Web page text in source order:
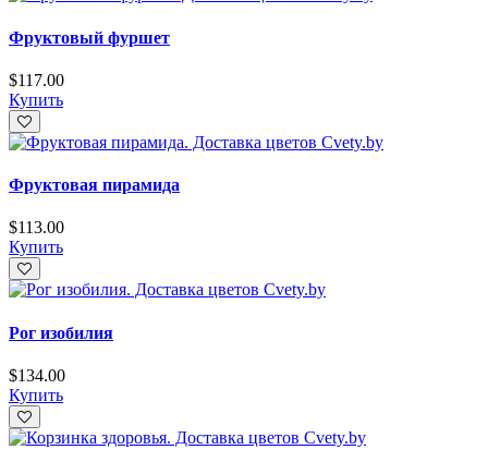
Фруктовый фуршет
$117.00
Купить
Фруктовая пирамида
$113.00
Купить
Рог изобилия
$134.00
Купить